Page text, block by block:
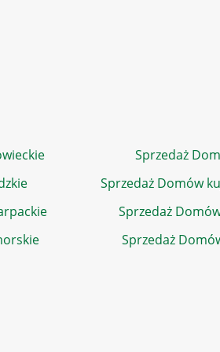
Sprzedaż
Sprzedaż Domów
Sprzedaż
Sprzedaż